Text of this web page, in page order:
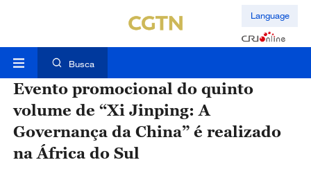
Language
Busca
Evento promocional do quinto
volume de “Xi Jinping: A
Governança da China” é realizado
na África do Sul